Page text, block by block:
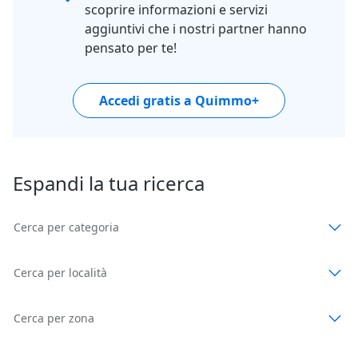
scoprire informazioni e servizi
aggiuntivi che i nostri partner hanno
pensato per te!
Accedi gratis a Quimmo+
Espandi la tua ricerca
Cerca per categoria
Cerca per località
Cerca per zona